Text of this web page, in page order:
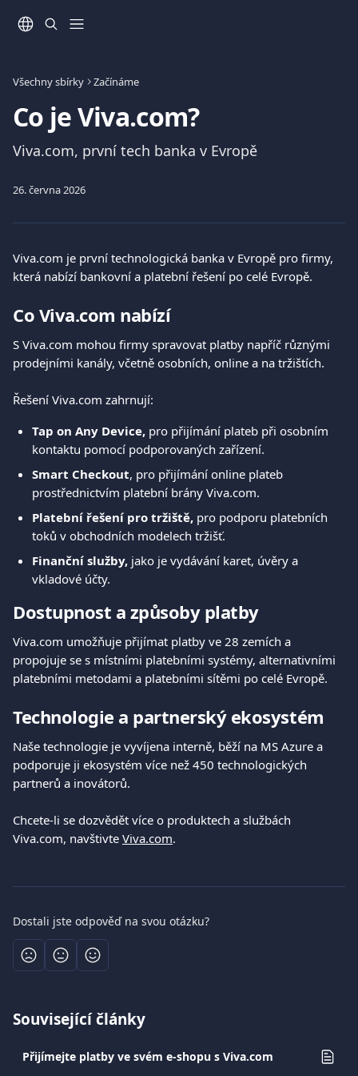
Všechny sbírky Začínáme
Co je Viva.com?
Viva.com, první tech banka v Evropě
26. června 2026
Viva.com je první technologická banka v Evropě pro firmy,
která nabízí bankovní a platební řešení po celé Evropě.
Co Viva.com nabízí
S Viva.com mohou firmy spravovat platby napříč různými
prodejními kanály, včetně osobních, online a na tržištích.
Řešení Viva.com zahrnují:
Tap on Any Device, pro přijímání plateb při osobním
kontaktu pomocí podporovaných zařízení.
Smart Checkout, pro přijímání online plateb
prostřednictvím platební brány Viva.com.
Platební řešení pro tržiště, pro podporu platebních
toků v obchodních modelech tržišť.
Finanční služby, jako je vydávání karet, úvěry a
vkladové účty.
Dostupnost a způsoby platby
Viva.com umožňuje přijímat platby ve 28 zemích a
propojuje se s místními platebními systémy, alternativními
platebními metodami a platebními sítěmi po celé Evropě.
Technologie a partnerský ekosystém
Naše technologie je vyvíjena interně, běží na MS Azure a
podporuje ji ekosystém více než 450 technologických
partnerů a inovátorů.
Chcete-li se dozvědět více o produktech a službách
Viva.com, navštivte Viva.com.
Dostali jste odpověď na svou otázku?
Související články
Přijímejte platby ve svém e-shopu s Viva.com